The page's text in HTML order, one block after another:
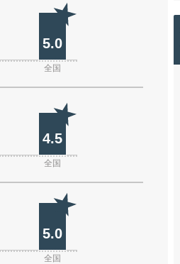
5.0
全国
4.5
全国
5.0
全国